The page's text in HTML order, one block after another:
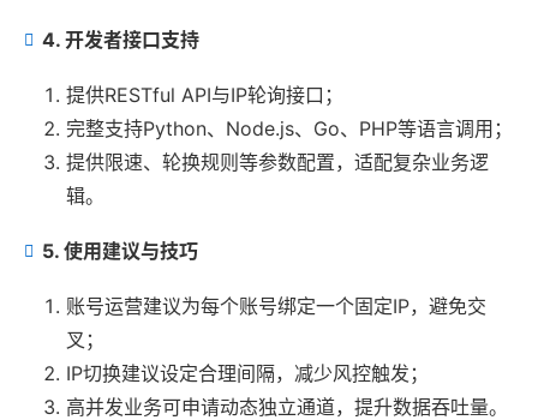
4. 开发者接口支持
提供RESTful API与IP轮询接口；
完整支持Python、Node.js、Go、PHP等语言调用；
提供限速、轮换规则等参数配置，适配复杂业务逻
辑。
5. 使用建议与技巧
账号运营建议为每个账号绑定一个固定IP，避免交
叉；
IP切换建议设定合理间隔，减少风控触发；
高并发业务可申请动态独立通道，提升数据吞吐量。